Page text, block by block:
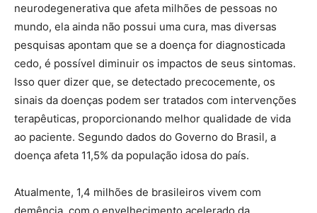
neurodegenerativa que afeta milhões de pessoas no
mundo, ela ainda não possui uma cura, mas diversas
pesquisas apontam que se a doença for diagnosticada
cedo, é possível diminuir os impactos de seus sintomas.
Isso quer dizer que, se detectado precocemente, os
sinais da doenças podem ser tratados com intervenções
terapêuticas, proporcionando melhor qualidade de vida
ao paciente. Segundo dados do Governo do Brasil, a
doença afeta 11,5% da população idosa do país.
Atualmente, 1,4 milhões de brasileiros vivem com